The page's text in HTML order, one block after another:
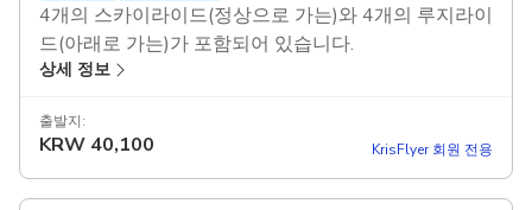
4개의 스카이라이드(정상으로 가는)와 4개의 루지라이
드(아래로 가는)가 포함되어 있습니다.
1인만 이용 가능하며, 여러 투숙객과 함께 이용할 수 없
비수요시간은 오후 3시 이전이고, 혼잡시간은 오후 4
시 이후이며, 요일과 관계없이 적용됩니다.
상세 정보
출발지:
KRW 40,100 KrisFlyer 회원 전용